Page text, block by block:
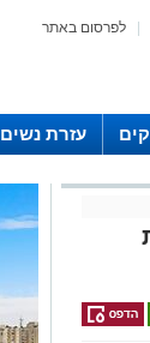
לפרסום באתר
עזרת נשים